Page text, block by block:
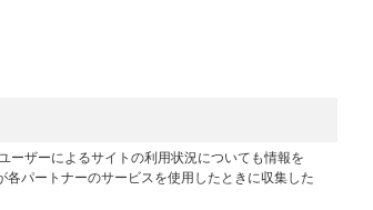
ーザーによるサイトの利用状況についても情報を
パートナーのサービスを使用したときに収集した